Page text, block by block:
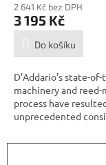
2 641 Kč bez DPH
3 195 Kč
Do košíku
D’Addario’s state-
machinery and reed-
process have
unprecedented